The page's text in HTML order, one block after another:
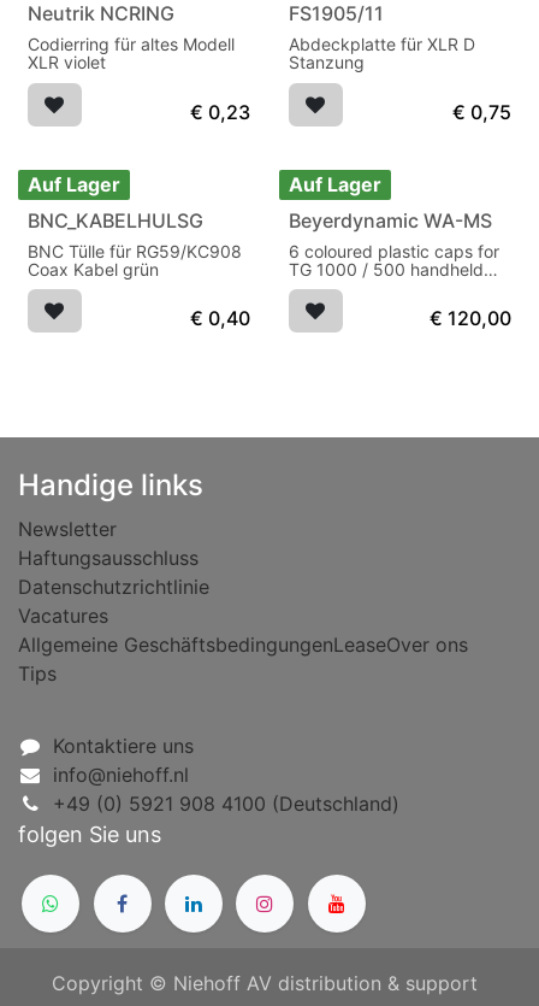
Neutrik NCRING
Codierring für altes Modell
XLR violet
€ 0,23
Ausverkauft
FS1905/11
Abdeckplatte für XLR D
Stanzung
€ 0,75
Auf Lager
BNC_KABELHULSG
BNC Tülle für RG59/KC908
Coax Kabel grün
€ 0,40
Auf Lager
Beyerdynamic WA-MS
6 coloured plastic caps for
TG 1000 / 500 handheld
with char
€ 120,00
Handige links
Newsletter
Haftungsausschluss
Datenschutzrichtlinie
Vacatures
Allgemeine GeschäftsbedingungenLeaseOver ons
Tips
Kontaktiere uns
info@niehoff.nl
+49 (0) 5921 908 4100 (Deutschland)
folgen Sie uns
Copyright © Niehoff AV distribution & support